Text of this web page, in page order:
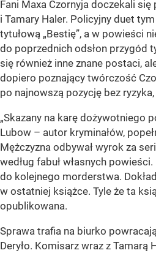
Fani Maxa Czornyja doczekali się
i Tamary Haler. Policyjny duet
tytułową „Bestię”, a w powieści
do poprzednich odsłon przygód
się również inne znane postaci,
dopiero poznający twórczość
po najnowszą pozycję bez
„Skazany na karę dożywotniego
Lubow – autor kryminałów,
Mężczyzna odbywał wyrok za
według fabuł własnych
do kolejnego morderstwa.
w ostatniej książce. Tyle że ta
opublikowana.
Sprawa trafia na biurko
Deryło. Komisarz wraz z Tamarą